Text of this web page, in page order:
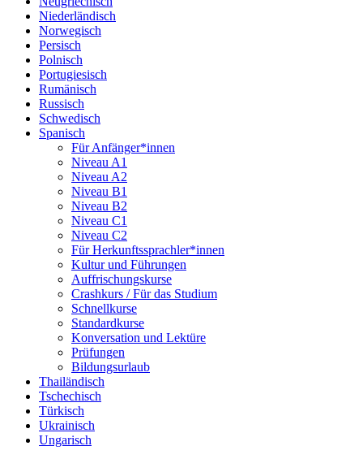
Niederländisch
Norwegisch
Persisch
Polnisch
Portugiesisch
Rumänisch
Russisch
Schwedisch
Spanisch
Für Anfänger*innen
Niveau A1
Niveau A2
Niveau B1
Niveau B2
Niveau C1
Niveau C2
Für Herkunftssprachler*innen
Kultur und Führungen
Auffrischungskurse
Crashkurs / Für das Studium
Schnellkurse
Standardkurse
Konversation und Lektüre
Prüfungen
Bildungsurlaub
Thailändisch
Tschechisch
Türkisch
Ukrainisch
Ungarisch